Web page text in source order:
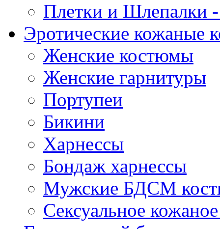
Плетки и Шлепалки
Эротические кожаные
Женские костюмы
Женские гарнитуры
Портупеи
Бикини
Харнессы
Бондаж харнессы
Мужские БДСМ
Сексуальное